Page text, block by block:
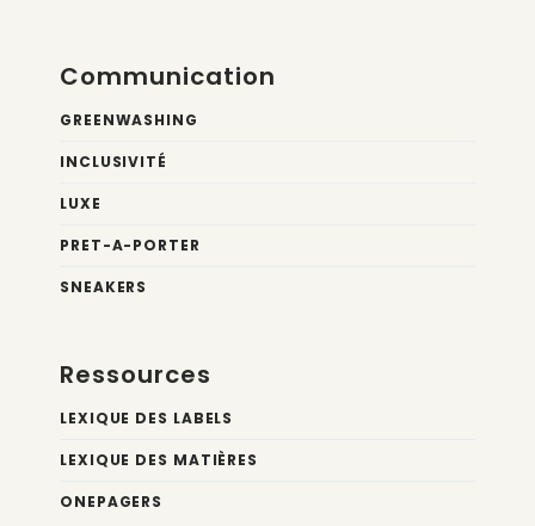
Communication
GREENWASHING
INCLUSIVITÉ
LUXE
PRET-A-PORTER
SNEAKERS
Ressources
LEXIQUE DES LABELS
LEXIQUE DES MATIÈRES
ONEPAGERS